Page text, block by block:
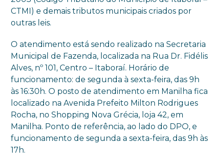
CTMI) e demais tributos municipais criados por
outras leis.
O atendimento está sendo realizado na Secretaria
Municipal de Fazenda, localizada na Rua Dr. Fidélis
Alves, nº 101, Centro – Itaboraí. Horário de
funcionamento: de segunda à sexta-feira, das 9h
às 16:30h. O posto de atendimento em Manilha fica
localizado na Avenida Prefeito Milton Rodrigues
Rocha, no Shopping Nova Grécia, loja 42, em
Manilha. Ponto de referência, ao lado do DPO, e
funcionamento de segunda a sexta-feira, das 9h às
17h.